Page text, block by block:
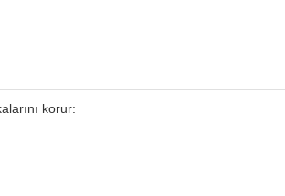
korur: